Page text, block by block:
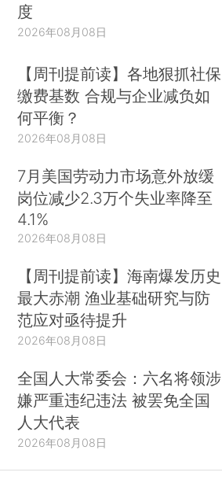
度
2026年08月08日
【周刊提前读】各地狠抓社保
缴费基数 合规与企业减负如
何平衡？
2026年08月08日
7月美国劳动力市场意外放缓
岗位减少2.3万个失业率降至
4.1%
2026年08月08日
【周刊提前读】海南爆发历史
最大赤潮 渔业基础研究与防
范应对亟待提升
2026年08月08日
全国人大常委会：六名将领涉
嫌严重违纪违法 被罢免全国
人大代表
2026年08月08日